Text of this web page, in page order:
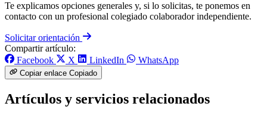
Te explicamos opciones generales y, si lo solicitas, te ponemos en
contacto con un profesional colegiado colaborador independiente.
Solicitar orientación
Compartir artículo:
Facebook
X LinkedIn WhatsApp
Copiar enlace Copiado
Artículos y servicios relacionados